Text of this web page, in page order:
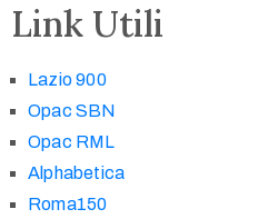
Link Utili
Lazio 900
Opac SBN
Opac RML
Alphabetica
Roma150